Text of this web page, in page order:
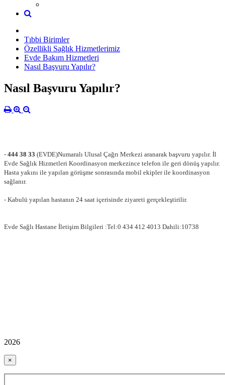
Tıbbi Birimler
Özellikli Sağlık Hizmetlerimiz
Evde Bakım Hizmetleri
Nasıl Başvuru Yapılır?
Nasıl Başvuru Yapılır?
- 444 38 33 (EVDE)Numaralı Ulusal Çağrı Merkezi aranarak başvuru yapılır. İl
Evde Sağlık Hizmetleri Koordinasyon merkezince telefon ile geri dönüş yapılır.
Hasta yakını ile yapılan görüşme sonrasında mobil ekipler ile koordinasyon
sağlanır.
- Kabulü yapılan hastanın 24 saat içerisinde ziyareti gerçekleştirilir.
Evde Sağlı Hastane İletişim Bilgileri :Tel:0 434 412 4013 Dahili:10738
2026
×